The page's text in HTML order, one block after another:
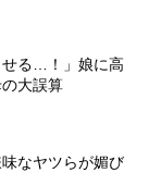
せる…！」娘に高
大誤算
なヤツらが媚び